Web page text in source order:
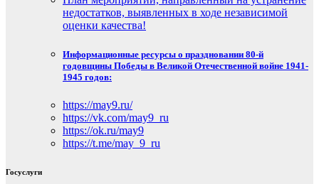
недостатков, выявленных в ходе независимой
оценки качества!
Информационные ресурсы о праздновании 80-й
годовщины Победы в Великой Отечественной войне 1941-
1945 годов:
https://may9.ru/
https://vk.com/may9_ru
https://ok.ru/may9
https://t.me/may_9_ru
Госуслуги